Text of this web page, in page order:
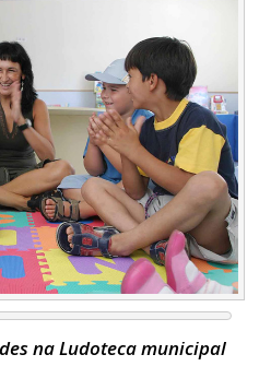
na Ludoteca municipal